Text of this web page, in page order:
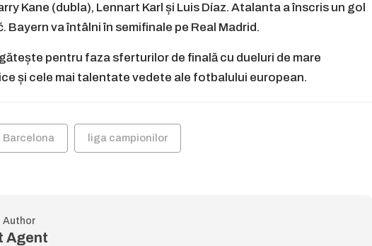
Kane (dubla), Lennart Karl și Luis Díaz. Atalanta a înscris un gol
Bayern va întâlni în semifinale pe Real Madrid.
pentru faza sferturilor de finală cu dueluri de mare
și cele mai talentate vedete ale fotbalului european.
Barcelona liga campionilor
Author
Agent